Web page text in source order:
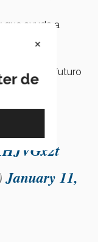
que ayuda a
de un futuro
January 11,
×
de